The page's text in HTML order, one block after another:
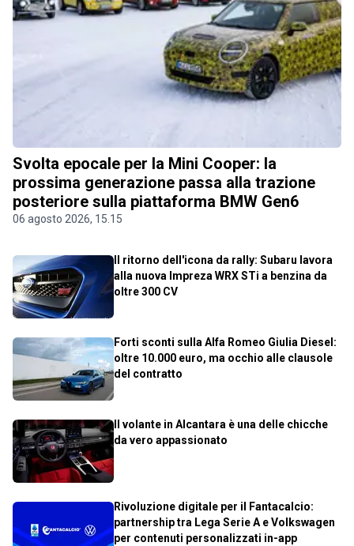
Svolta epocale per la Mini Cooper: la
prossima generazione passa alla trazione
posteriore sulla piattaforma BMW Gen6
06 agosto 2026, 15.15
Il ritorno dell'icona da rally: Subaru lavora
alla nuova Impreza WRX STi a benzina da
oltre 300 CV
Forti sconti sulla Alfa Romeo Giulia Diesel:
oltre 10.000 euro, ma occhio alle clausole
del contratto
Il volante in Alcantara è una delle chicche
da vero appassionato
Rivoluzione digitale per il Fantacalcio:
partnership tra Lega Serie A e Volkswagen
per contenuti personalizzati in-app